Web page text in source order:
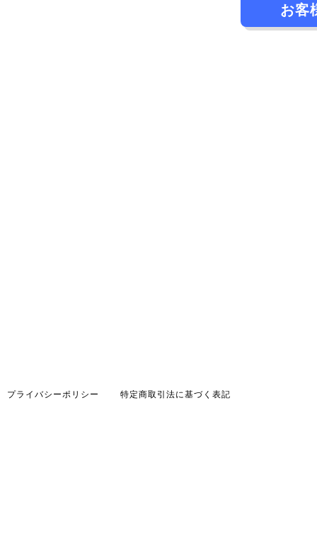
お客
プライバシーポリシー 特定商取引法に基づく表記